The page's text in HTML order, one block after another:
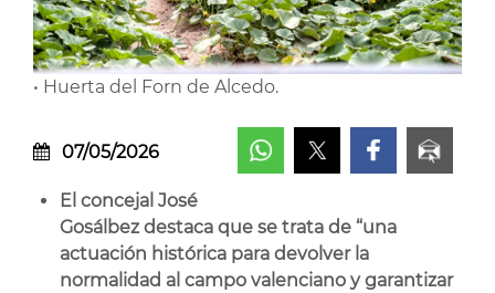
• Huerta del Forn de Alcedo.
07/05/2026
El concejal José
Gosálbez destaca que se trata de “una
actuación histórica para devolver la
normalidad al campo valenciano y garantizar